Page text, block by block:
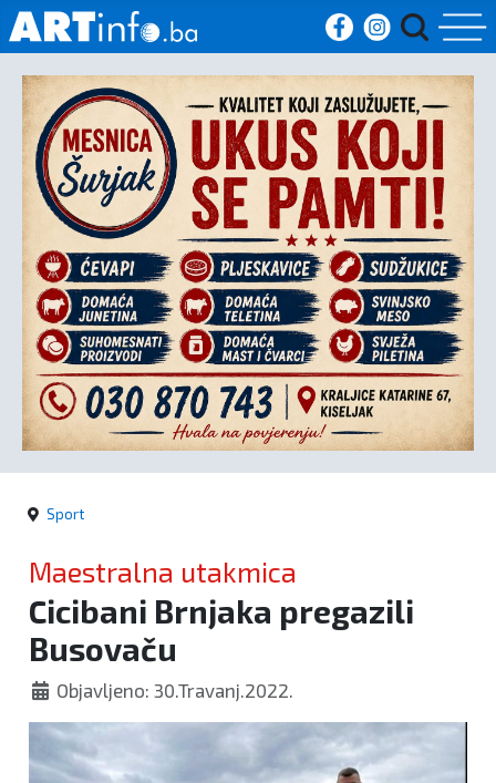
Početna
Vijesti
Sport
Kultura
Crna
kronika
Politika
Sport
Maestralna utakmica
Cicibani Brnjaka pregazili
Busovaču
Objavljeno: 30.Travanj.2022.